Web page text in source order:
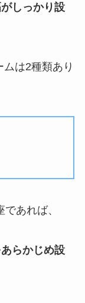
しっかり設
は2種類あり
あれば、
らかじめ設